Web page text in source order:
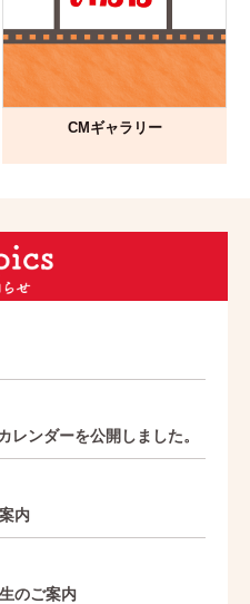
CMギャラリー
レンダーを公開しました。
内
のご案内